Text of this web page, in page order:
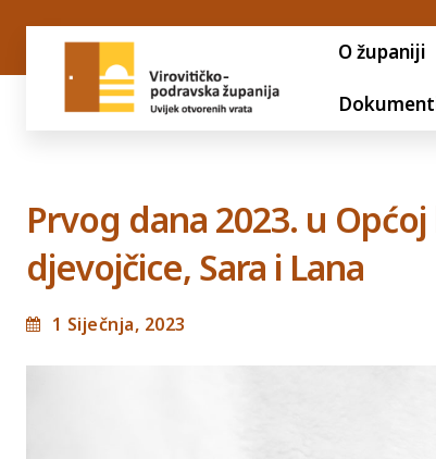
O županiji
Prvog dana 2023. u
djevojčice, Sara i Lana
1 Siječnja, 2023